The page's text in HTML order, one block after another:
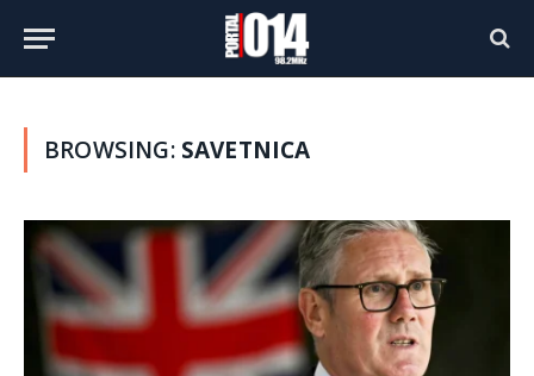
BROWSING: SAVETNICA